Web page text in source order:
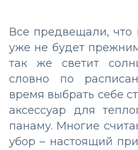
Все предвещали,
уже не будет
так же светит
словно по
время выбрать себе
аксессуар для
панаму. Многие
убор – настоящий